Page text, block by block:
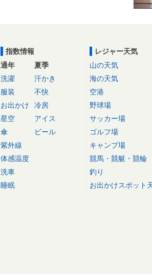
指数情報
通年
洗濯
服装
お出かけ
星空
傘
紫外線
体感温度
洗車
睡眠
夏季
汗かき
不快
冷房
アイス
ビール
レジャー天気
山の天気
海の天気
空港
野球場
サッカー場
ゴルフ場
キャンプ場
競馬・競艇・競輪
釣り
お出かけスポット